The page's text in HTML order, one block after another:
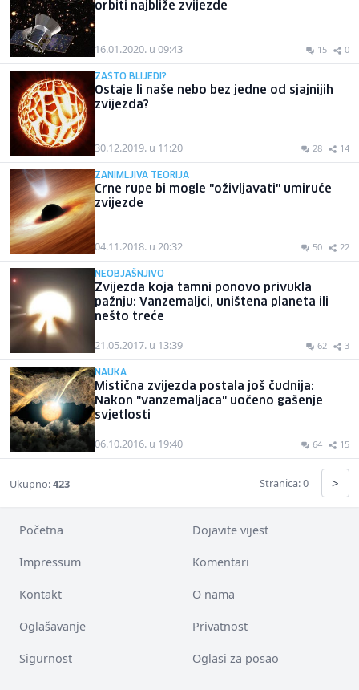
orbiti najbliže zvijezde
16.01.2020. u 09:43 15 0
ZAŠTO BLIJEDI?
Ostaje li naše nebo bez jedne od sjajnijih
zvijezda?
30.12.2019. u 11:20 28 14
ZANIMLJIVA TEORIJA
Crne rupe bi mogle "oživljavati" umiruće
zvijezde
04.11.2018. u 20:32 50 22
NEOBJAŠNJIVO
Zvijezda koja tamni ponovo privukla
pažnju: Vanzemaljci, uništena planeta ili
nešto treće
21.05.2017. u 13:39 62 3
NAUKA
Mistična zvijezda postala još čudnija:
Nakon "vanzemaljaca" uočeno gašenje
svjetlosti
06.10.2016. u 19:40 64 15
Ukupno:423 Stranica: 0 >
Početna Dojavite vijest
Impressum Komentari
Kontakt O nama
Oglašavanje Privatnost
Sigurnost Oglasi za posao